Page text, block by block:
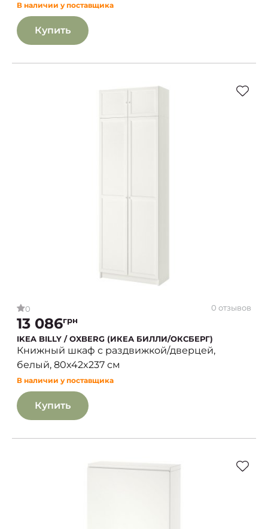
В наличии у поставщика
Купить
0 0 отзывов
13 086грн
IKEA BILLY / OXBERG (ИКЕА БИЛЛИ/ОКСБЕРГ)
Книжный шкаф с раздвижкой/дверцей,
белый, 80x42x237 см
В наличии у поставщика
Купить